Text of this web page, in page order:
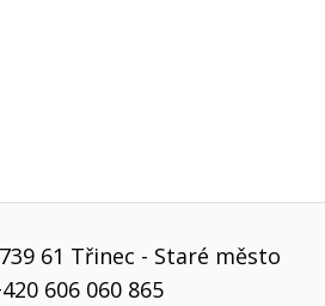
61 Třinec - Staré město
606 060 865